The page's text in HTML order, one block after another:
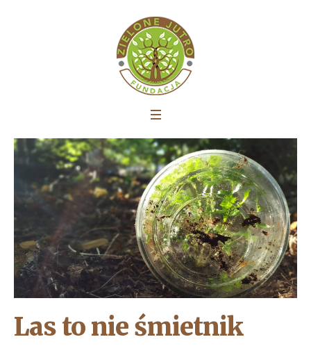
Las to nie śmietnik